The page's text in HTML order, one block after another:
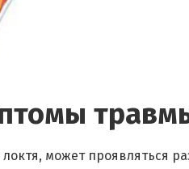
может проявляться